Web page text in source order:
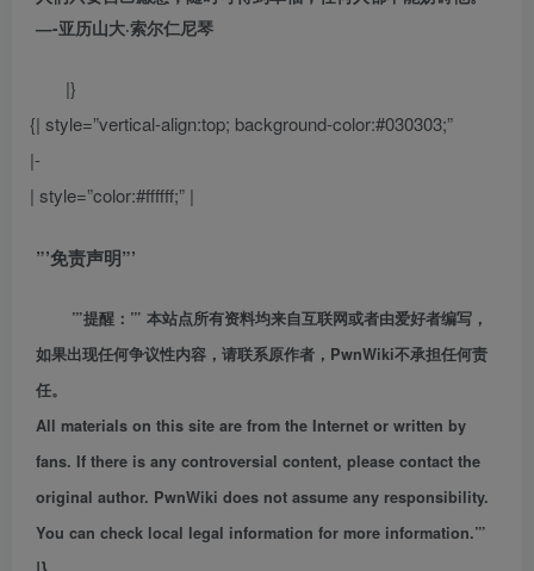
—-亚历山大·索尔仁尼琴
|}
{| style=”vertical-align:top; background-color:#030303;”
|-
| style=”color:#ffffff;” |
”’免责声明”’
”’提醒：”’ 本站点所有资料均来自互联网或者由爱好者编写，
如果出现任何争议性内容，请联系原作者，PwnWiki不承担任何责
任。
All materials on this site are from the Internet or written by
fans. If there is any controversial content, please contact the
original author. PwnWiki does not assume any responsibility.
You can check local legal information for more information.”’